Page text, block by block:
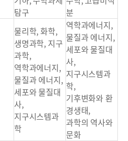
탐구
분
물리학, 화학,
생명과학, 지구
과학,
역학과에너지,
물질과 에너지,
세포와 물질대
사,
지구시스템과
학
역학과에너지,
물질과 에너지,
세포와 물질대
사,
지구시스템과
학,
기후변화와 환
경생태,
과학의 역사와
문화